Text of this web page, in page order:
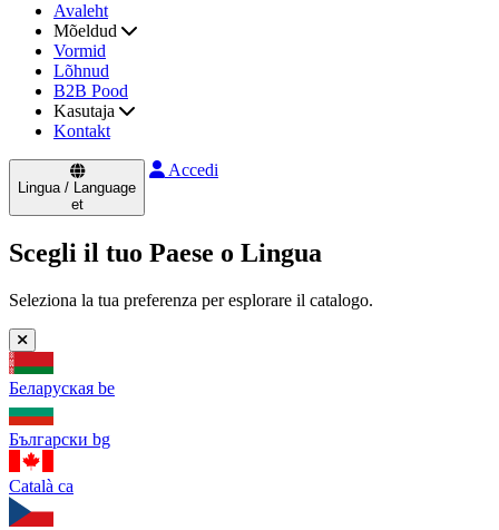
Avaleht
Mõeldud
Vormid
Lõhnud
B2B Pood
Kasutaja
Kontakt
Lingua / Language
et
Accedi
Scegli il tuo Paese o Lingua
Seleziona la tua preferenza per esplorare il catalogo.
Беларуская be
Български bg
Català ca